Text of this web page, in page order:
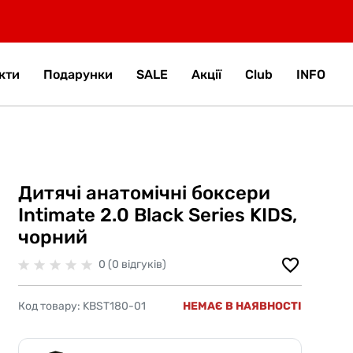
Подарунки SALE Акції Club INFO
Дитячі анатомічні боксери
Intimate 2.0 Black Series KIDS,
чорний
0 (0 відгуків)
Код товару: KBST180-01 НЕМАЄ В НАЯВНОСТІ